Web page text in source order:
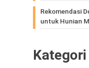
Rekomendasi
untuk Hunian
Kategori